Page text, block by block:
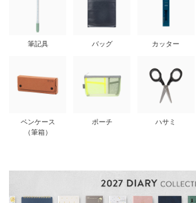
筆記具
ペンケース
（筆箱）
バッグ
ポーチ
カッター
ハサミ